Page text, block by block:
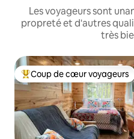
Les voyageurs sont
propreté et d'autres
très
Coup de cœur voyageurs
Coup de cœur voyageurs